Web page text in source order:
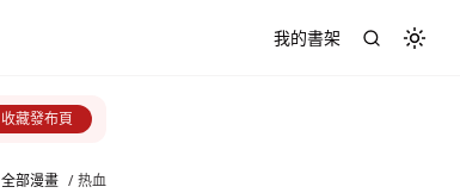
我的書架
收藏發布頁
全部漫畫 / 热血